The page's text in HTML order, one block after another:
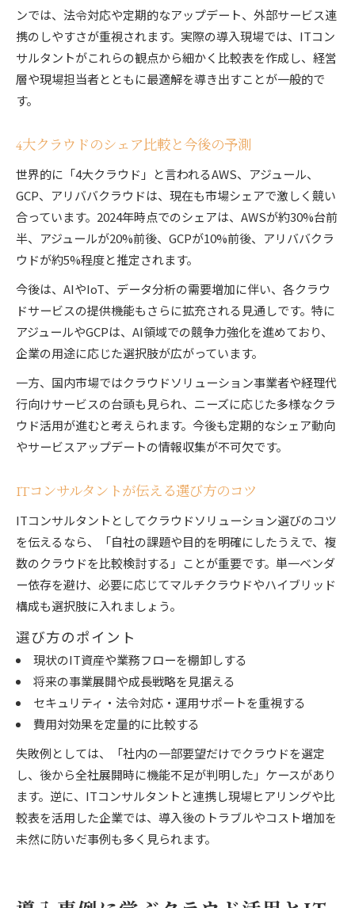
ンでは、法令対応や定期的なアップデート、外部サービス連
携のしやすさが重視されます。実際の導入現場では、ITコン
サルタントがこれらの観点から細かく比較表を作成し、経営
層や現場担当者とともに最適解を導き出すことが一般的で
す。
4大クラウドのシェア比較と今後の予測
世界的に「4大クラウド」と言われるAWS、アジュール、
GCP、アリババクラウドは、現在も市場シェアで激しく競い
合っています。2024年時点でのシェアは、AWSが約30%台前
半、アジュールが20%前後、GCPが10%前後、アリババクラ
ウドが約5%程度と推定されます。
今後は、AIやIoT、データ分析の需要増加に伴い、各クラウ
ドサービスの提供機能もさらに拡充される見通しです。特に
アジュールやGCPは、AI領域での競争力強化を進めており、
企業の用途に応じた選択肢が広がっています。
一方、国内市場ではクラウドソリューション事業者や経理代
行向けサービスの台頭も見られ、ニーズに応じた多様なクラ
ウド活用が進むと考えられます。今後も定期的なシェア動向
やサービスアップデートの情報収集が不可欠です。
ITコンサルタントが伝える選び方のコツ
ITコンサルタントとしてクラウドソリューション選びのコツ
を伝えるなら、「自社の課題や目的を明確にしたうえで、複
数のクラウドを比較検討する」ことが重要です。単一ベンダ
ー依存を避け、必要に応じてマルチクラウドやハイブリッド
構成も選択肢に入れましょう。
選び方のポイント
現状のIT資産や業務フローを棚卸しする
将来の事業展開や成長戦略を見据える
セキュリティ・法令対応・運用サポートを重視する
費用対効果を定量的に比較する
失敗例としては、「社内の一部要望だけでクラウドを選定
し、後から全社展開時に機能不足が判明した」ケースがあり
ます。逆に、ITコンサルタントと連携し現場ヒアリングや比
較表を活用した企業では、導入後のトラブルやコスト増加を
未然に防いだ事例も多く見られます。